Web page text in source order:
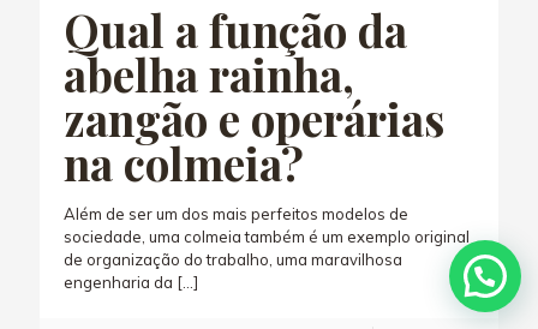
Qual a função da
abelha rainha,
zangão e operárias
na colmeia?
Além de ser um dos mais perfeitos modelos de
sociedade, uma colmeia também é um exemplo original
de organização do trabalho, uma maravilhosa
engenharia da […]